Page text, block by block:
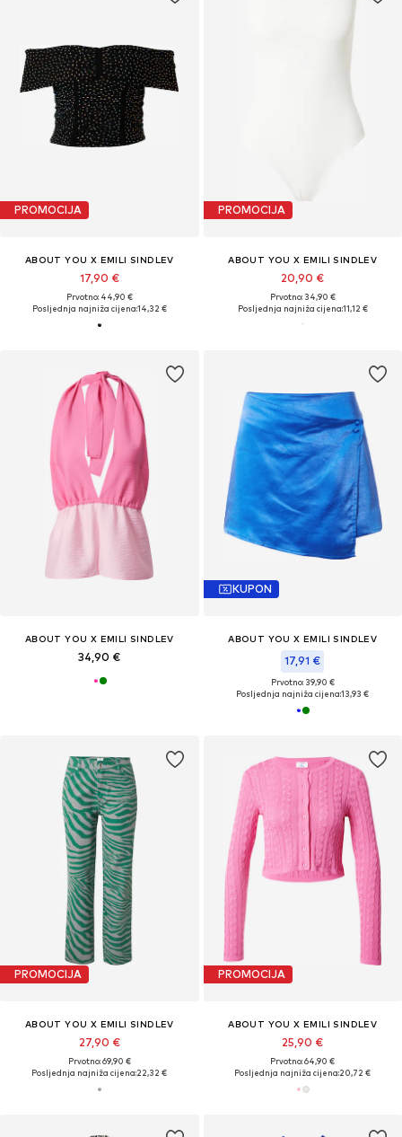
PROMOCIJA
ABOUT YOU X EMILI SINDLEV
17,90 €
Prvotno: 44,90 €
Posljednja najniža cijena:14,32 €
PROMOCIJA
ABOUT YOU X EMILI SINDLEV
20,90 €
Prvotno: 34,90 €
Posljednja najniža cijena:11,12 €
ABOUT YOU X EMILI SINDLEV
34,90 €
KUPON
ABOUT YOU X EMILI SINDLEV
17,91 €
Prvotno: 39,90 €
Posljednja najniža cijena:13,93 €
PROMOCIJA
ABOUT YOU X EMILI SINDLEV
27,90 €
Prvotno: 69,90 €
Posljednja najniža cijena:22,32 €
PROMOCIJA
ABOUT YOU X EMILI SINDLEV
25,90 €
Prvotno: 64,90 €
Posljednja najniža cijena:20,72 €